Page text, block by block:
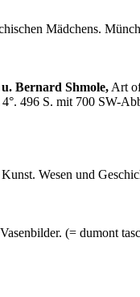
Mädchens.
Bernard Shmole, Art
496 S. mit 700 SW-
Wesen und
(= dumont